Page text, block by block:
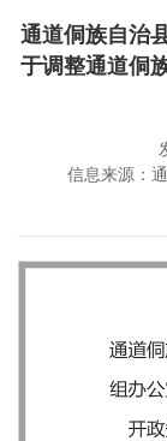
通道侗族自治
于调整通道侗
信息来源：